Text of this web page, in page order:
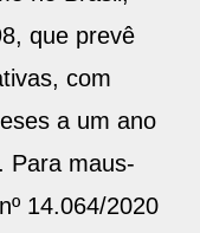
que prevê
com
a um ano
Para maus-
14.064/2020